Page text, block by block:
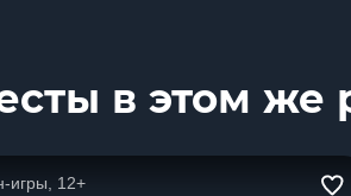
в этом же
игры, 12+